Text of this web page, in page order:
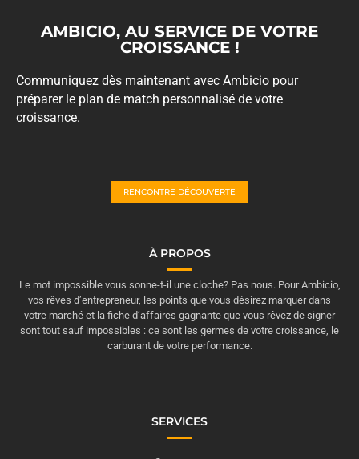
AMBICIO, AU SERVICE DE VOTRE
CROISSANCE !
Communiquez dès maintenant avec Ambicio pour
préparer le plan de match personnalisé de votre
croissance.
RENCONTRE DÉCOUVERTE
À PROPOS
Le mot impossible vous sonne-t-il une cloche? Pas nous. Pour Ambicio,
vos rêves d’entrepreneur, les points que vous désirez marquer dans
votre marché et la fiche d’affaires gagnante que vous rêvez de signer
sont tout sauf impossibles : ce sont les germes de votre croissance, le
carburant de votre performance.
SERVICES